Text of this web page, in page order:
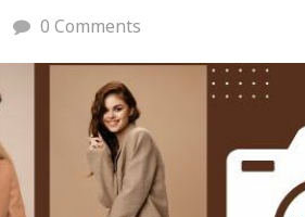
0 Comments